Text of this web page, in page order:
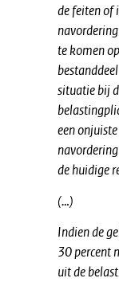
de feiten of
te komen
situatie bij
een
de huidige
(…)
Indien de
30 percent
uit de